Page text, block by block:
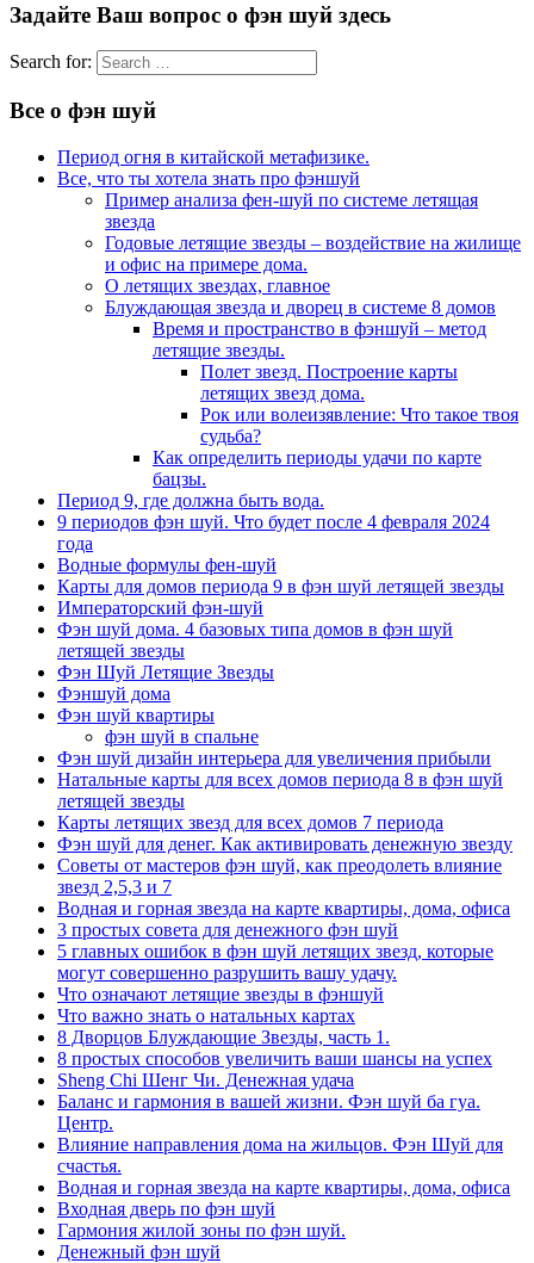
Задайте Ваш вопрос о фэн шуй здесь
Search for:
Все о фэн шуй
Период огня в китайской метафизике.
Все, что ты хотела знать про фэншуй
Пример анализа фен-шуй по системе летящая
звезда
Годовые летящие звезды – воздействие на жилище
и офис на примере дома.
О летящих звездах, главное
Блуждающая звезда и дворец в системе 8 домов
Время и пространство в фэншуй – метод
летящие звезды.
Полет звезд. Построение карты
летящих звезд дома.
Рок или волеизявление: Что такое твоя
судьба?
Как определить периоды удачи по карте
бацзы.
Период 9, где должна быть вода.
9 периодов фэн шуй. Что будет после 4 февраля 2024
года
Водные формулы фен-шуй
Карты для домов периода 9 в фэн шуй летящей звезды
Императорский фэн-шуй
Фэн шуй дома. 4 базовых типа домов в фэн шуй
летящей звезды
Фэн Шуй Летящие Звезды
Фэншуй дома
Фэн шуй квартиры
фэн шуй в спальне
Фэн шуй дизайн интерьера для увеличения прибыли
Натальные карты для всех домов периода 8 в фэн шуй
летящей звезды
Карты летящих звезд для всех домов 7 периода
Фэн шуй для денег. Как активировать денежную звезду
Советы от мастеров фэн шуй, как преодолеть влияние
звезд 2,5,3 и 7
Водная и горная звезда на карте квартиры, дома, офиса
3 простых совета для денежного фэн шуй
5 главных ошибок в фэн шуй летящих звезд, которые
могут совершенно разрушить вашу удачу.
Что означают летящие звезды в фэншуй
Что важно знать о натальных картах
8 Дворцов Блуждающие Звезды, часть 1.
8 простых способов увеличить ваши шансы на успех
Sheng Chi Шенг Чи. Денежная удача
Баланс и гармония в вашей жизни. Фэн шуй ба гуа.
Центр.
Влияние направления дома на жильцов. Фэн Шуй для
счастья.
Водная и горная звезда на карте квартиры, дома, офиса
Входная дверь по фэн шуй
Гармония жилой зоны по фэн шуй.
Денежный фэн шуй